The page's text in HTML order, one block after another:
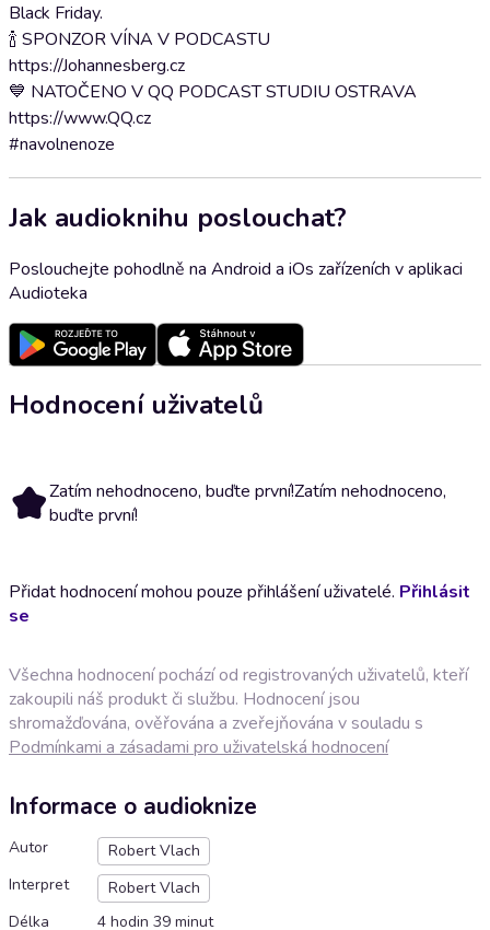
Black Friday.
🍾 SPONZOR VÍNA V PODCASTU
https://Johannesberg.cz
💙 NATOČENO V QQ PODCAST STUDIU OSTRAVA
https://www.QQ.cz
#navolnenoze
Jak audioknihu poslouchat?
Poslouchejte pohodlně na Android a iOs zařízeních v aplikaci
Audioteka
Hodnocení uživatelů
Zatím nehodnoceno, buďte první!Zatím nehodnoceno,
buďte první!
Přidat hodnocení mohou pouze přihlášení uživatelé. Přihlásit
se
Všechna hodnocení pochází od registrovaných uživatelů, kteří
zakoupili náš produkt či službu. Hodnocení jsou
shromažďována, ověřována a zveřejňována v souladu s
Podmínkami a zásadami pro uživatelská hodnocení
Informace o audioknize
Autor
Robert Vlach
Interpret
Robert Vlach
Délka
4 hodin 39 minut